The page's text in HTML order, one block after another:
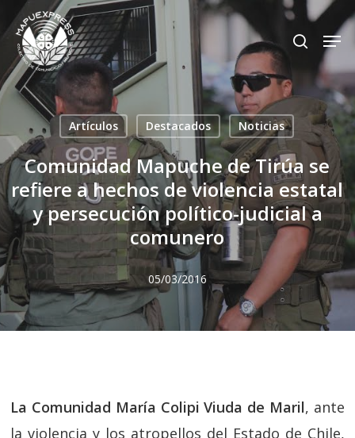
Skip
main
content
search
Artículos Destacados Noticias
Comunidad Mapuche de Tirúa se
refiere a hechos de violencia estatal
y persecución político-judicial a
comunero
05/03/2016
La Comunidad María Colipi Viuda de Maril, ante
la violencia y los atropellos del Estado de Chile,
Close
Menu